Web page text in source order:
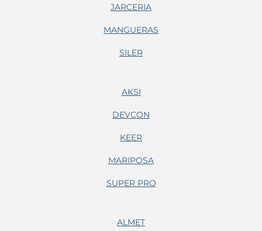
JARCERIA
MANGUERAS
SILER
AKSI
DEVCON
KEER
MARIPOSA
SUPER PRO
ALMET